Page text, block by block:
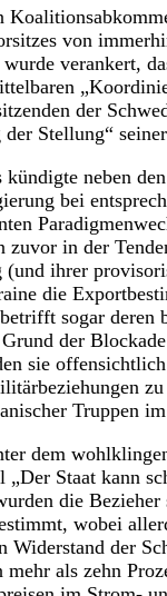
von
verankert,
der
Stellung“
neben
bei
zuvor in der
ihrer
die
sogar deren
der
sie
Truppen
dem
Staat kann
die
wobei
der
als zehn